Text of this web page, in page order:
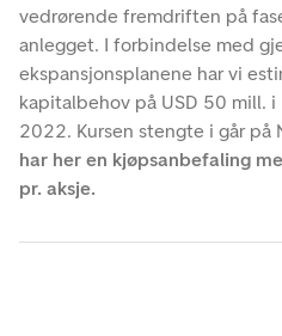
vedrørende fremdriften på
anlegget. I forbindelse med
ekspansjonsplanene har vi
kapitalbehov på USD 50 mill.
2022. Kursen stengte i går på
har her en kjøpsanbefaling
pr. aksje.